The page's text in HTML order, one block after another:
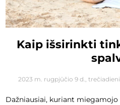
Kaip išsirinkti
2023 m. rugpjūčio 9 d.,
Dažniausiai, kuriant